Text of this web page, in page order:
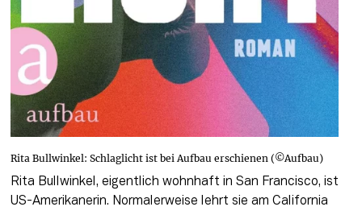
Rita Bullwinkel: Schlaglicht ist bei Aufbau erschienen (©Aufbau)
Rita Bullwinkel, eigentlich wohnhaft in San Francisco, ist
US-Amerikanerin. Normalerweise lehrt sie am California